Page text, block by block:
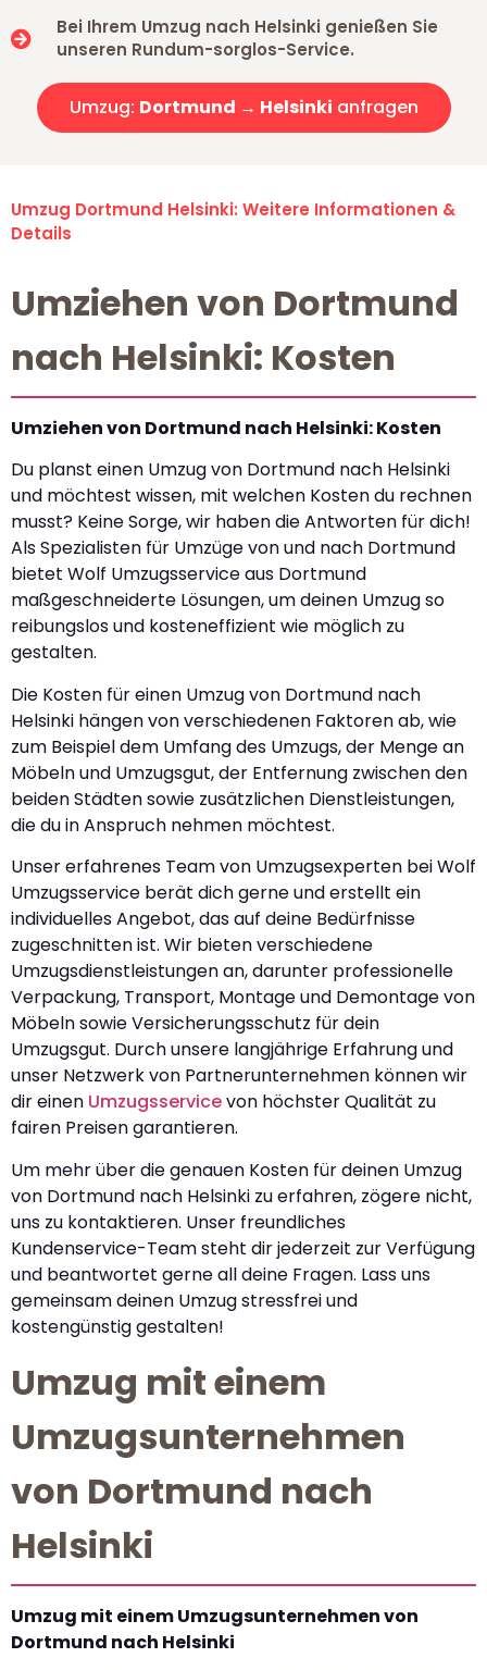
Bei Ihrem Umzug nach Helsinki genießen Sie
unseren Rundum-sorglos-Service.
Umzug: Dortmund → Helsinki anfragen
Umzug Dortmund Helsinki: Weitere Informationen &
Details
Umziehen von Dortmund
nach Helsinki: Kosten
Umziehen von Dortmund nach Helsinki: Kosten
Du planst einen Umzug von Dortmund nach Helsinki
und möchtest wissen, mit welchen Kosten du rechnen
musst? Keine Sorge, wir haben die Antworten für dich!
Als Spezialisten für Umzüge von und nach Dortmund
bietet Wolf Umzugsservice aus Dortmund
maßgeschneiderte Lösungen, um deinen Umzug so
reibungslos und kosteneffizient wie möglich zu
gestalten.
Die Kosten für einen Umzug von Dortmund nach
Helsinki hängen von verschiedenen Faktoren ab, wie
zum Beispiel dem Umfang des Umzugs, der Menge an
Möbeln und Umzugsgut, der Entfernung zwischen den
beiden Städten sowie zusätzlichen Dienstleistungen,
die du in Anspruch nehmen möchtest.
Unser erfahrenes Team von Umzugsexperten bei Wolf
Umzugsservice berät dich gerne und erstellt ein
individuelles Angebot, das auf deine Bedürfnisse
zugeschnitten ist. Wir bieten verschiedene
Umzugsdienstleistungen an, darunter professionelle
Verpackung, Transport, Montage und Demontage von
Möbeln sowie Versicherungsschutz für dein
Umzugsgut. Durch unsere langjährige Erfahrung und
unser Netzwerk von Partnerunternehmen können wir
dir einen Umzugsservicevon höchster Qualität zu
fairen Preisen garantieren.
Um mehr über die genauen Kosten für deinen Umzug
von Dortmund nach Helsinki zu erfahren, zögere nicht,
uns zu kontaktieren. Unser freundliches
Kundenservice-Team steht dir jederzeit zur Verfügung
und beantwortet gerne all deine Fragen. Lass uns
gemeinsam deinen Umzug stressfrei und
kostengünstig gestalten!
Umzug mit einem
Umzugsunternehmen
von Dortmund nach
Helsinki
Umzug mit einem Umzugsunternehmen von
Dortmund nach Helsinki